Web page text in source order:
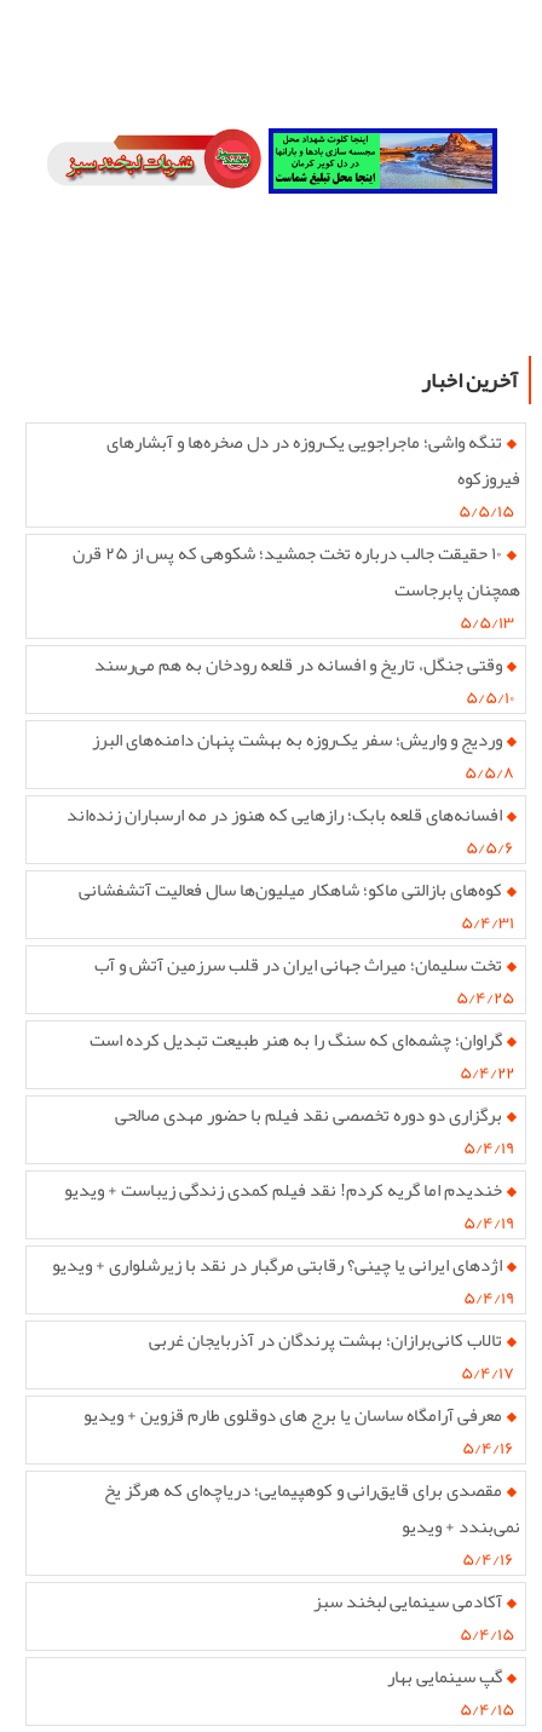
آخرین اخبار
تنگه واشی؛ ماجراجویی یک‌روزه در دل صخره‌ها و آبشارهای
فیروزکوه
۵/۵/۱۵
۱۰ حقیقت جالب درباره تخت جمشید؛ شکوهی که پس از ۲۵ قرن
همچنان پابرجاست
۵/۵/۱۳
وقتی جنگل، تاریخ و افسانه در قلعه رودخان به هم می‌رسند
۵/۵/۱۰
وردیج و واریش؛ سفر یک‌روزه به بهشت پنهان دامنه‌های البرز
۵/۵/۸
افسانه‌های قلعه بابک؛ رازهایی که هنوز در مه ارسباران زنده‌اند
۵/۵/۶
کوه‌های بازالتی ماکو؛ شاهکار میلیون‌ها سال فعالیت آتشفشانی
۵/۴/۳۱
تخت سلیمان؛ میراث جهانی ایران در قلب سرزمین آتش و آب
۵/۴/۲۵
گراوان؛ چشمه‌ای که سنگ را به هنر طبیعت تبدیل کرده است
۵/۴/۲۲
برگزاری دو دوره تخصصی نقد فیلم با حضور مهدی صالحی
۵/۴/۱۹
خندیدم اما گریه کردم! نقد فیلم کمدی زندگی زیباست + ویدیو
۵/۴/۱۹
اژدهای ایرانی یا چینی؟ رقابتی مرگبار در نقد با زیرشلواری + ویدیو
۵/۴/۱۹
تالاب کانی‌برازان؛ بهشت پرندگان در آذربایجان غربی
۵/۴/۱۷
معرفی آرامگاه ساسان یا برج های دوقلوی طارم قزوین + ویدیو
۵/۴/۱۶
مقصدی برای قایق‌رانی و کوهپیمایی؛ دریاچه‌ای که هرگز یخ
نمی‌بندد + ویدیو
۵/۴/۱۶
آکادمی سینمایی لبخند سبز
۵/۴/۱۵
گپ سینمایی بهار
۵/۴/۱۵